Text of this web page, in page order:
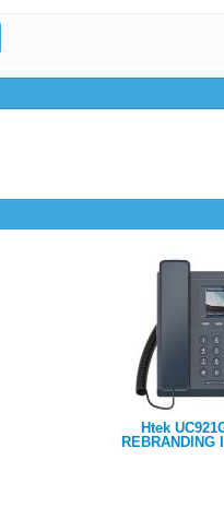
Htek
REBRANDING